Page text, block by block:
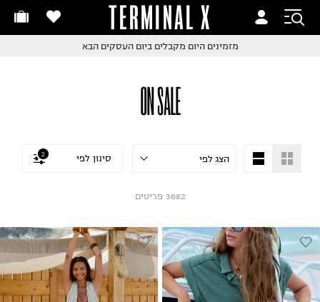
TERMINAL X
מזמינים היום מקבלים ביום העסקים הבא
ON SALE
סינון לפי 2
3682 פריטים